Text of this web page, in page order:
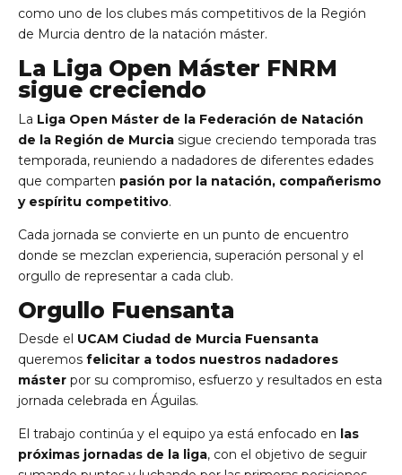
como uno de los clubes más competitivos de la Región
de Murcia dentro de la natación máster.
La Liga Open Máster FNRM
sigue creciendo
La Liga Open Máster de la Federación de Natación
de la Región de Murcia sigue creciendo temporada tras
temporada, reuniendo a nadadores de diferentes edades
que comparten pasión por la natación, compañerismo
y espíritu competitivo.
Cada jornada se convierte en un punto de encuentro
donde se mezclan experiencia, superación personal y el
orgullo de representar a cada club.
Orgullo Fuensanta
Desde el UCAM Ciudad de Murcia Fuensanta
queremos felicitar a todos nuestros nadadores
máster por su compromiso, esfuerzo y resultados en esta
jornada celebrada en Águilas.
El trabajo continúa y el equipo ya está enfocado en las
próximas jornadas de la liga, con el objetivo de seguir